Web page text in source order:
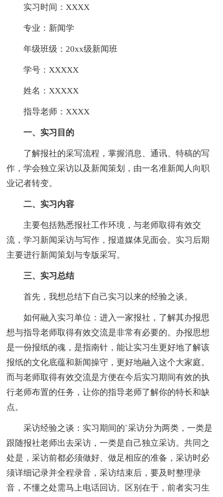
实习时间：XXXX
专业：新闻学
年级班级：20xx级新闻班
学号：XXXXX
姓名：XXXXX
指导老师：XXXX
一、实习目的
了解报社的采写流程，掌握消息、通讯、特稿的写
作，学会独立采访以及新闻策划，由一名准新闻人向职
业记者转变。
二、实习内容
主要包括熟悉报社工作环境，与老师取得有效交
流，学习新闻采访与写作，报道媒体见面会。实习后期
主要进行新闻策划与专版采写。
三、实习总结
首先，我想总结下自己实习以来的经验之谈。
如何融入实习单位：进入一家报社，了解其办报思
想与指导老师取得有效交流是非常有必要的。办报思想
是一份报纸的魂，是指南针，能让实习生更好地了解该
报纸的文化底蕴和新闻操守，更好地融入这个大家庭。
而与老师取得有效交流是方便在今后实习期间有效的执
行老师布置的任务，让你的指导老师了解你的特长和缺
点。
采访经验之谈：实习期间的`采访分为两类，一类是
跟随报社老师出去采访，一类是自己独立采访。共同之
处是，采访前都必须做好、做足相应的准备，采访时必
须详细记录并全程录音，采访结束后，要及时整理录
音，不懂之处需马上电话回访。区别在于，前者实习生